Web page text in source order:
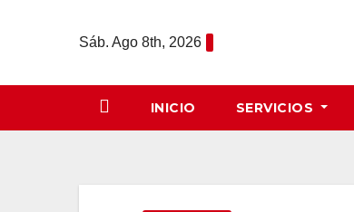
Sáb. Ago 8th, 2026
INICIO SERVICIOS